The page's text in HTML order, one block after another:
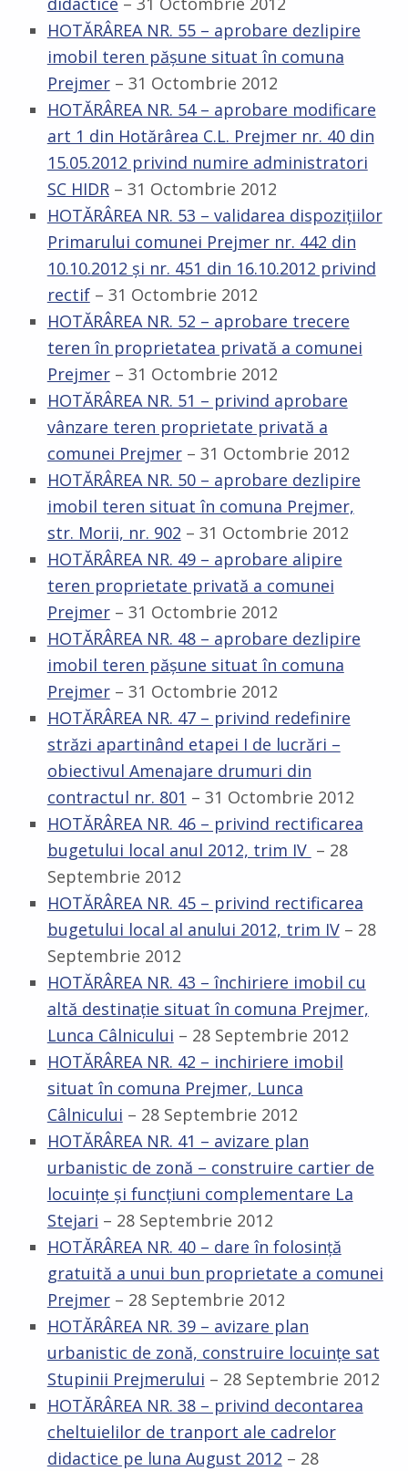
HOTĂRÂREA NR. 55 – aprobare dezlipire
imobil teren păşune situat în comuna
Prejmer– 31 Octombrie 2012
HOTĂRÂREA NR. 54 – aprobare modificare
art 1 din Hotărârea C.L. Prejmer nr. 40 din
15.05.2012 privind numire administratori
SC HIDR– 31 Octombrie 2012
HOTĂRÂREA NR. 53 – validarea dispoziţiilor
Primarului comunei Prejmer nr. 442 din
10.10.2012 şi nr. 451 din 16.10.2012 privind
rectif– 31 Octombrie 2012
HOTĂRÂREA NR. 52 – aprobare trecere
teren în proprietatea privată a comunei
Prejmer– 31 Octombrie 2012
HOTĂRÂREA NR. 51 – privind aprobare
vânzare teren proprietate privată a
comunei Prejmer– 31 Octombrie 2012
HOTĂRÂREA NR. 50 – aprobare dezlipire
imobil teren situat în comuna Prejmer,
str. Morii, nr. 902 – 31 Octombrie 2012
HOTĂRÂREA NR. 49 – aprobare alipire
teren proprietate privată a comunei
Prejmer– 31 Octombrie 2012
HOTĂRÂREA NR. 48 – aprobare dezlipire
imobil teren păşune situat în comuna
Prejmer– 31 Octombrie 2012
HOTĂRÂREA NR. 47 – privind redefinire
străzi apartinând etapei I de lucrări –
obiectivul Amenajare drumuri din
contractul nr. 801 – 31 Octombrie 2012
HOTĂRÂREA NR. 46 – privind rectificarea
bugetului local anul 2012, trim IV – 28
Septembrie 2012
HOTĂRÂREA NR. 45 – privind rectificarea
bugetului local al anului 2012, trim IV– 28
Septembrie 2012
HOTĂRÂREA NR. 43 – închiriere imobil cu
altă destinaţie situat în comuna Prejmer,
Lunca Câlnicului – 28 Septembrie 2012
HOTĂRÂREA NR. 42 – inchiriere imobil
situat în comuna Prejmer, Lunca
Câlnicului – 28 Septembrie 2012
HOTĂRÂREA NR. 41 – avizare plan
urbanistic de zonă – construire cartier de
locuinţe şi funcţiuni complementare La
Stejari – 28 Septembrie 2012
HOTĂRÂREA NR. 40 – dare în folosinţă
gratuită a unui bun proprietate a comunei
Prejmer– 28 Septembrie 2012
HOTĂRÂREA NR. 39 – avizare plan
urbanistic de zonă, construire locuinţe sat
Stupinii Prejmerului – 28 Septembrie 2012
HOTĂRÂREA NR. 38 – privind decontarea
cheltuielilor de tranport ale cadrelor
didactice pe luna August 2012 – 28